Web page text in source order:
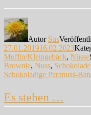
Autor Sus
27.01.201916.02.2023
Muffin/Kleingebäck, Nüsse
Brownie, Nuss, Schokolade
Schokoladige Paranuss-
Es stehen …